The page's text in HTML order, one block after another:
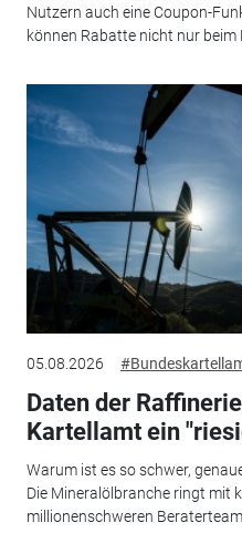
Nutzern auch eine Coupon-
können Rabatte nicht nur beim
05.08.2026
Daten der
Kartellamt ein
Warum ist es so schwer,
Die Mineralölbranche ringt mit
millionenschweren